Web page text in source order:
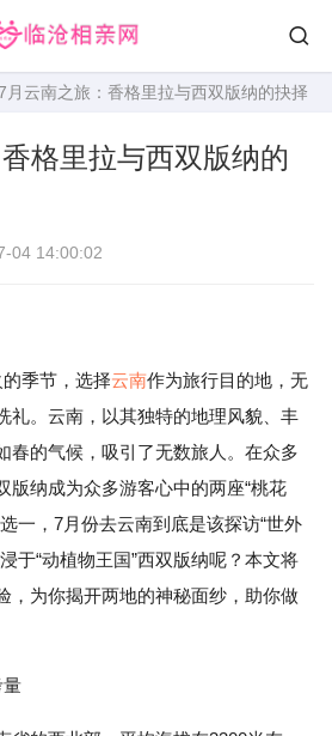
月云南之旅：香格里拉与西双版纳的抉择
格里拉与西双版纳的
04 14:00:02
季节，选择云南作为旅行目的地，无
礼。云南，以其独特的地理风貌、丰
春的气候，吸引了无数旅人。在众多
版纳成为众多游客心中的两座“桃花
一，7月份去云南到底是该探访“世外
于“动植物王国”西双版纳呢？本文将
，为你揭开两地的神秘面纱，助你做
量